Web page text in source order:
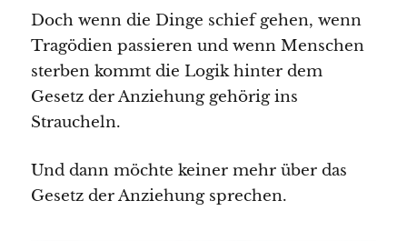
Doch wenn die Dinge schief gehen, wenn
Tragödien passieren und wenn Menschen
sterben kommt die Logik hinter dem
Gesetz der Anziehung gehörig ins
Straucheln.
Und dann möchte keiner mehr über das
Gesetz der Anziehung sprechen.